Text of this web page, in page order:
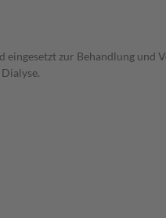
zur Behandlung und